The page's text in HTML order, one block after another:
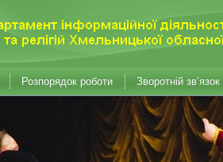
Розпорядок роботи Зворотній зв’язок